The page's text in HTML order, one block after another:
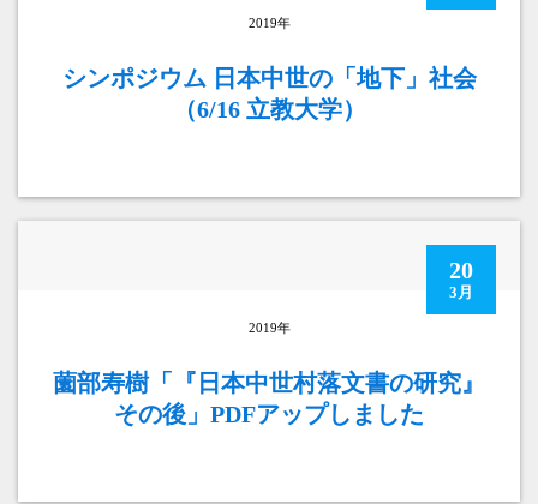
2019年
シンポジウム 日本中世の「地下」社会
（6/16 立教大学）
20
3月
2019年
薗部寿樹「『日本中世村落文書の研究』
その後」PDFアップしました